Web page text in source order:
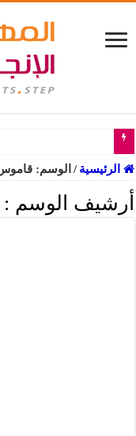
الرئيسية / الوسم:
أرشيف الوسم :